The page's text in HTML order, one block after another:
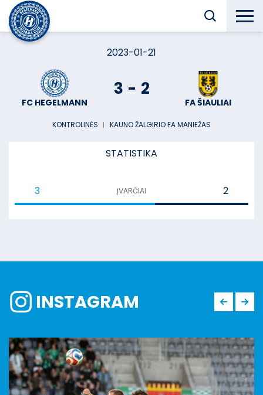
2023-01-21
FC HEGELMANN
3 - 2
FA ŠIAULIAI
KONTROLINĖS ︱ KAUNO ŽALGIRIO FA MANIEŽAS
STATISTIKA
3 ĮVARČIAI 2
INSTAGRAM